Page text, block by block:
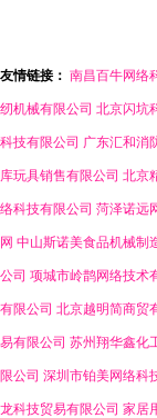
友情链接： 南昌百牛网络
纫机械有限公司 北京闪坑
科技有限公司 广东汇和消
库玩具销售有限公司 北京
络科技有限公司 菏泽诺远
网 中山斯诺美食品机械制
公司 项城市岭鹊网络技术
有限公司 北京越明简商贸
易有限公司 苏州翔华鑫化
限公司 深圳市铂美网络科
龙科技贸易有限公司 家居